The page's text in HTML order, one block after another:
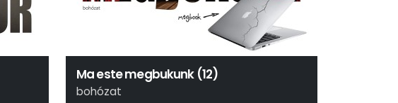
Ma este megbukunk (12)
bohózat